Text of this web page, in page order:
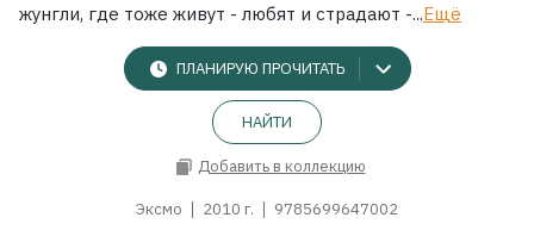
жунгли, где тоже живут - любят и страдают -...Ещё
ПЛАНИРУЮ ПРОЧИТАТЬ
НАЙТИ
Добавить в коллекцию
Эксмо 2010 г. 9785699647002